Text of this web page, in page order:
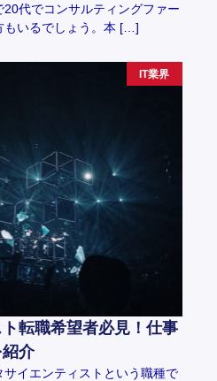
代でコンサルティングファー
もいるでしょう。本 […]
IT業界
転職希望者必見！仕事
介
イエンティストという職種で